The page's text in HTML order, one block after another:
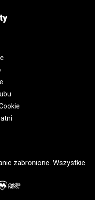
zabronione. Wszystkie